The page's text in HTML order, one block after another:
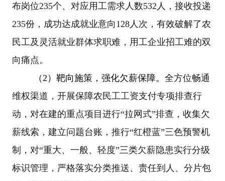
布岗位235个、对应用工需求人数532 人，接收投递
235份，成功达成就业意向 128 人次，有效破解了农
民工及 灵活就业群体求职难 ， 用工企业招工难的双
向痛点。
（ 2 ）靶向施策，强化欠薪保障。 全方位畅通
维权渠道，开展保障农民工工资支付专项排查行
动，对在建的重点项目进行“拉网式”排查，收集欠
薪线索，建立问题台账，推行“红橙蓝”三色预警机
制，对“重大、一般、轻度”三类欠薪隐患实行分级
标识管理，严格落实分类推送、责任到人、分片包